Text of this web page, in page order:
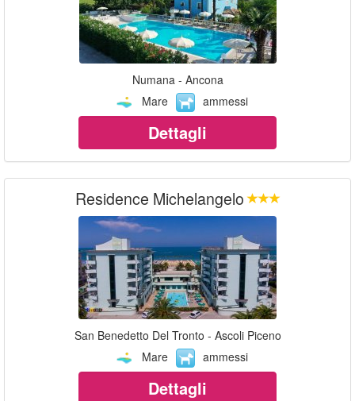
Numana - Ancona
Mare
ammessi
Dettagli
Residence Michelangelo
San Benedetto Del Tronto - Ascoli Piceno
Mare
ammessi
Dettagli